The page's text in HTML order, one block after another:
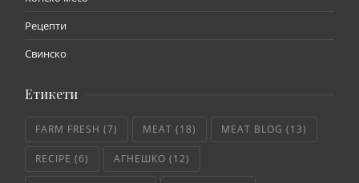
Рецепти
Свинско
Етикети
FARM FRESH (7) MEAT (18) MEAT BLOG (13)
RECIPE (6) АГНЕШКО (12)